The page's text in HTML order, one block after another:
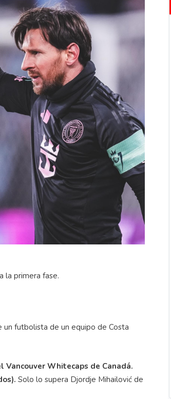
la primera fase.
futbolista de un equipo de Costa
Whitecaps de Canadá.
Solo lo supera Djordje Mihailović de